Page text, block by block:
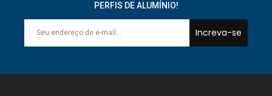
PERFIS DE ALUMÍNIO!
Increva-se